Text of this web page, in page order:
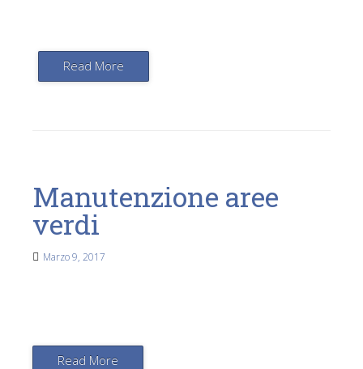
Read More
Manutenzione aree
verdi
Marzo 9, 2017
Read More